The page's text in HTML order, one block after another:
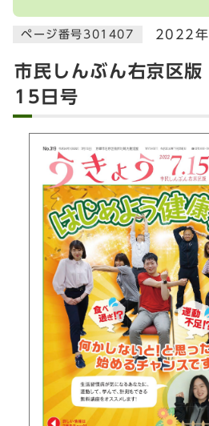
ページ番号301407 2022
市民しんぶん右京区
15日号